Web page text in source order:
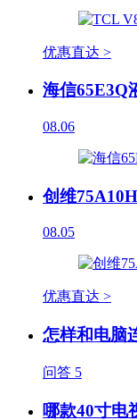
优惠直达 >
海信65E3Q
08.06
创维
08.05
优惠直达 >
怎样和电脑
问答 5
哪款40寸电